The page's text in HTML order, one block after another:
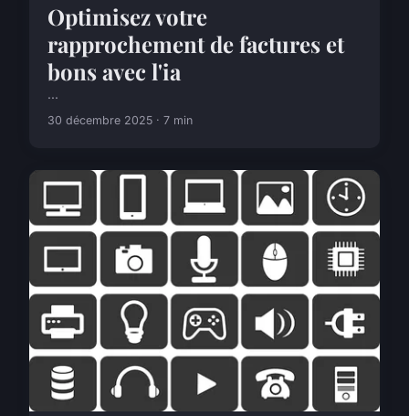
Optimisez votre
rapprochement de factures et
bons avec l'ia
...
30 décembre 2025 · 7 min